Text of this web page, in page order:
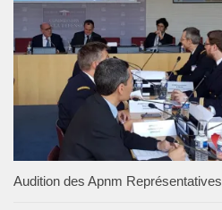
Audition des Apnm Représentatives